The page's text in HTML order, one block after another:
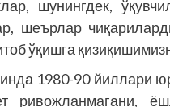
шунингдек,
шеърлар
ўқишга
1980-90 йиллари
ривож­ланмагани,